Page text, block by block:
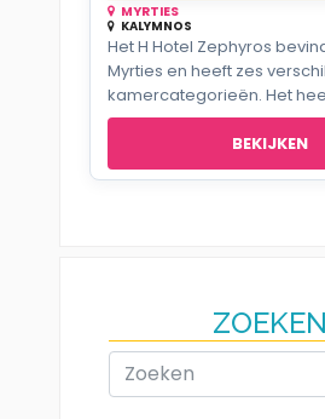
MYRTIES
KALYMNOS
Het H Hotel Zephyros
Myrties en heeft zes
kamercategorieën. Het
BEKIJKEN
ZOEKEN